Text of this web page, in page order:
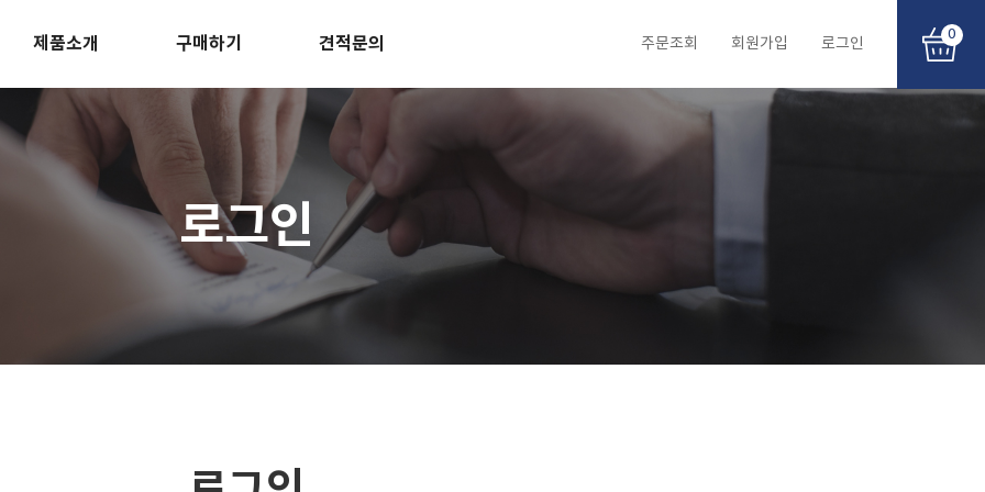
제품소개 구매하기 견적문의 주문조회 회원가입 로그인
0
로그인